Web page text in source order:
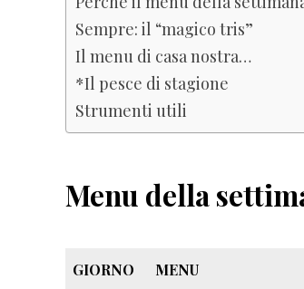
Sempre: il “magico tris”
Il menu di casa nostra…
*Il pesce di stagione
Strumenti utili
Menu della
GIORNO MENU